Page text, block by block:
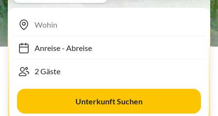
Anreise- Abreise
Unterkunft Suchen